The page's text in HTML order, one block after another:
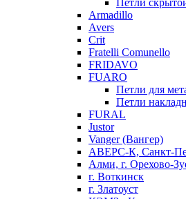
Петли
Armadillo
Avers
Crit
Fratelli Comunello
FRIDAVO
FUARO
Петли для
Петли
FURAL
Justor
Vanger (Вангер)
АВЕРС-К, Санкт-
Алми, г. Орехово-
г. Воткинск
г. Златоуст